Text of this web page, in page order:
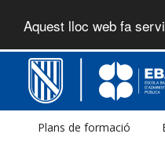
Aquest lloc web fa
Ves al contingut principal
Plans de formació